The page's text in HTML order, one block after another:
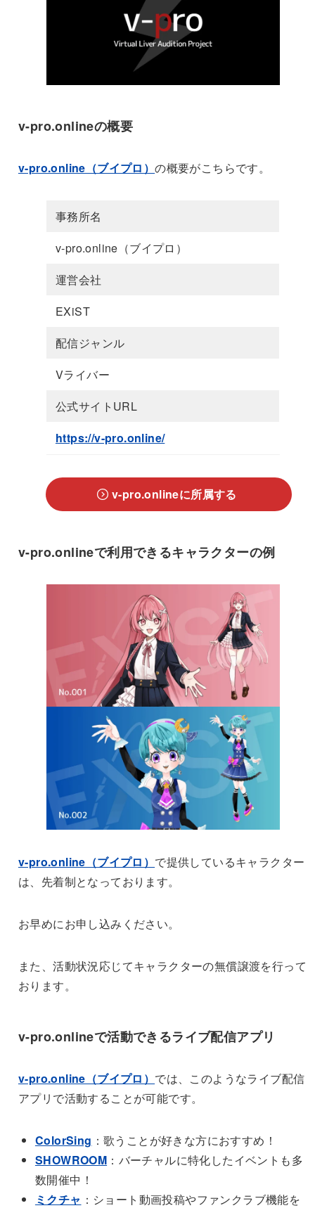
v-pro.onlineの概要
v-pro.online（ブイプロ）の概要がこちらです。
事務所名
v-pro.online（ブイプロ）
運営会社
EXiST
配信ジャンル
Vライバー
公式サイトURL
https://v-pro.online/
v-pro.onlineに所属する
v-pro.onlineで利用できるキャラクターの例
v-pro.online（ブイプロ） で提供しているキャラクター
は、先着制となっております。
お早めにお申し込みください。
また、活動状況応じてキャラクターの無償譲渡を行って
おります。
v-pro.onlineで活動できるライブ配信アプリ
v-pro.online（ブイプロ） では、このようなライブ配信
アプリで活動することが可能です。
ColorSing ：歌うことが好きな方におすすめ！
SHOWROOM ：バーチャルに特化したイベントも多
数開催中！
ミクチャ ：ショート動画投稿やファンクラブ機能を